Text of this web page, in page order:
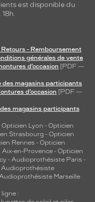
est disponible du
- Remboursement
générales de vente
d’occasion [PDF —
des magasins participants
d’occasion [PDF —
magasins participants
Opticien Lyon - Opticien
Strasbourg - Opticien
Rennes - Opticien
Aix-en-Provence - Opticien
- Audioprothésiste Paris -
Audioprothésiste
Marseille
: